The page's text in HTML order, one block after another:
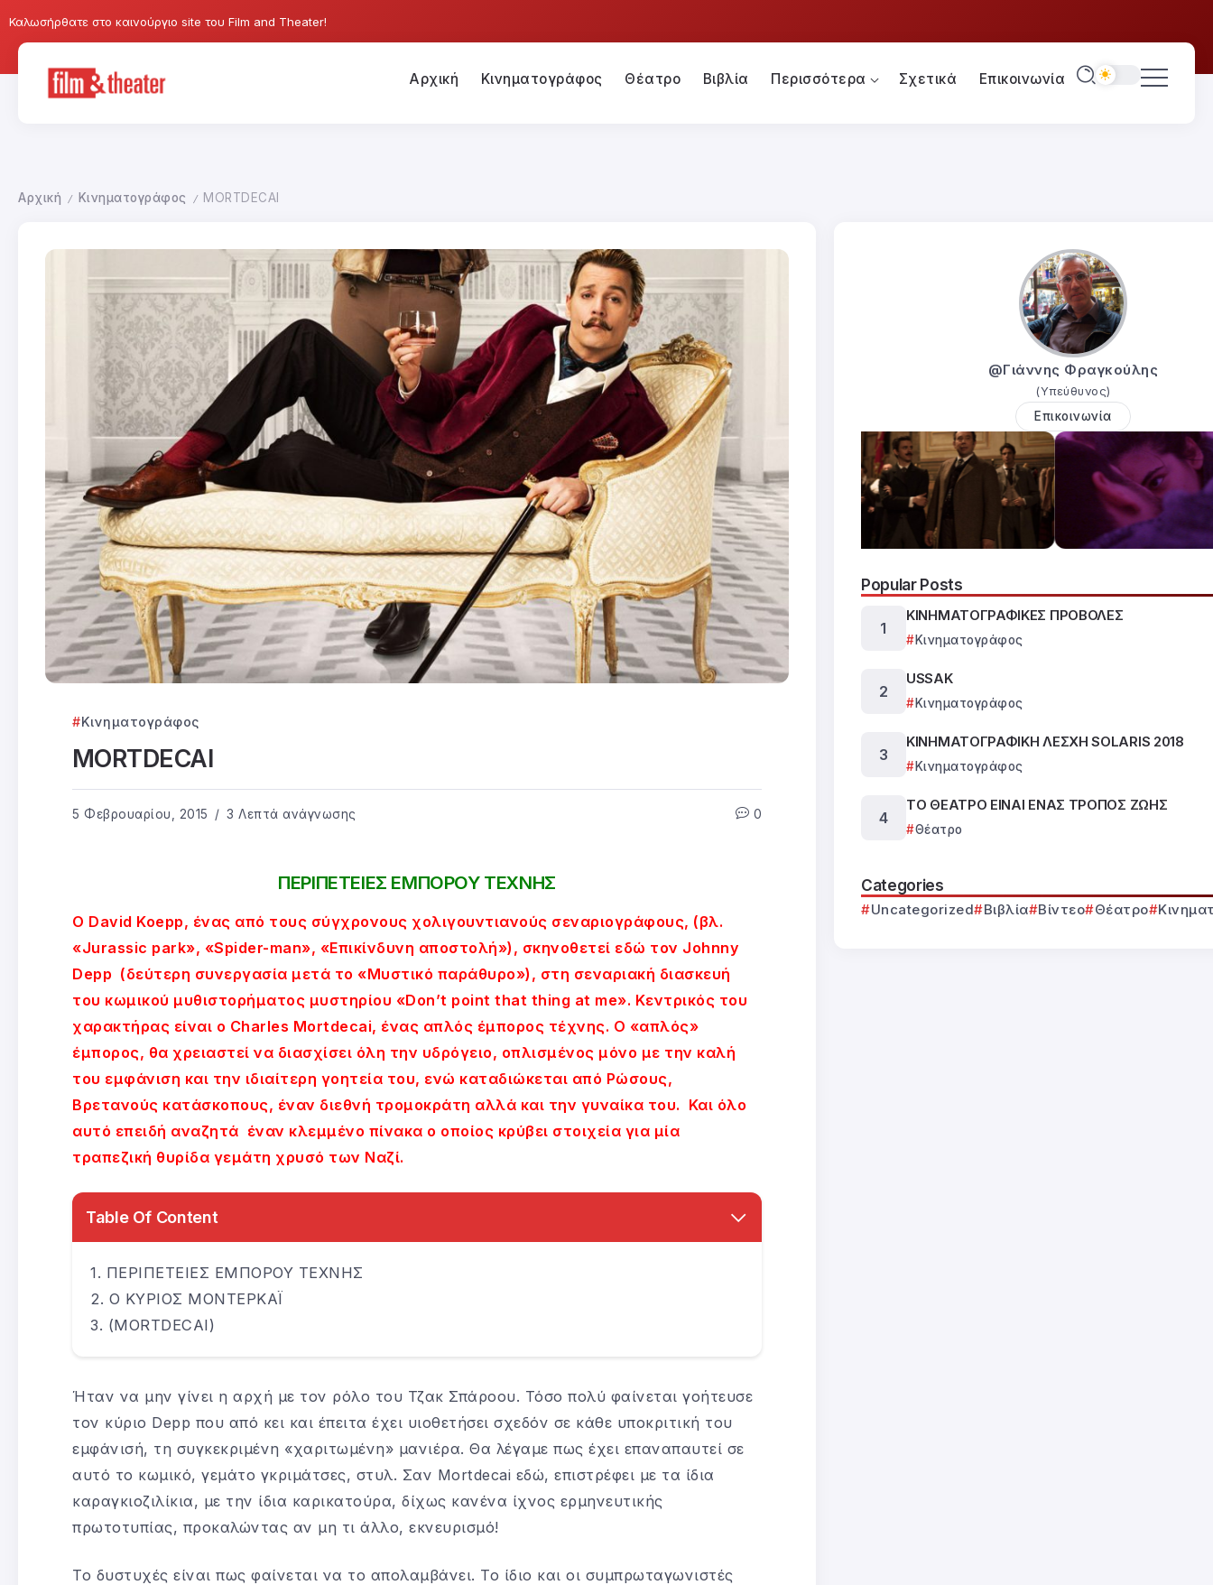
Καλωσήρθατε στο καινούργιο site του Film and Theater!
Αρχική Κινηματογράφος Θέατρο Βιβλία Περισσότερα Σχετικά Επικοινωνία
Αρχική / Κινηματογράφος / MORTDECAI
Κινηματογράφος
MORTDECAI
5 Φεβρουαρίου, 2015 3 Λεπτά ανάγνωσης 0
ΠΕΡΙΠΕΤΕΙΕΣ ΕΜΠΟΡΟΥ ΤΕΧΝΗΣ
Ο David Koepp, ένας από τους σύγχρονους χολιγουντιανούς σεναριογράφους, (βλ.
«Jurassic park», «Spider-man», «Επικίνδυνη αποστολή»), σκηνοθετεί εδώ τον Johnny
Depp (δεύτερη συνεργασία μετά το «Μυστικό παράθυρο»), στη σεναριακή διασκευή
του κωμικού μυθιστορήματος μυστηρίου «Don’t point that thing at me». Κεντρικός του
χαρακτήρας είναι ο Charles Mortdecai, ένας απλός έμπορος τέχνης. Ο «απλός»
έμπορος, θα χρειαστεί να διασχίσει όλη την υδρόγειο, οπλισμένος μόνο με την καλή
του εμφάνιση και την ιδιαίτερη γοητεία του, ενώ καταδιώκεται από Ρώσους,
Βρετανούς κατάσκοπους, έναν διεθνή τρομοκράτη αλλά και την γυναίκα του. Και όλο
αυτό επειδή αναζητά έναν κλεμμένο πίνακα ο οποίος κρύβει στοιχεία για μία
τραπεζική θυρίδα γεμάτη χρυσό των Ναζί.
Table Of Content
ΠΕΡΙΠΕΤΕΙΕΣ ΕΜΠΟΡΟΥ ΤΕΧΝΗΣ
Ο ΚΥΡΙΟΣ ΜΟΝΤΕΡΚΑΪ
(MORTDECAI)
Ήταν να μην γίνει η αρχή με τον ρόλο του Τζακ Σπάροου. Τόσο πολύ φαίνεται γοήτευσε
τον κύριο Depp που από κει και έπειτα έχει υιοθετήσει σχεδόν σε κάθε υποκριτική του
εμφάνισή, τη συγκεκριμένη «χαριτωμένη» μανιέρα. Θα λέγαμε πως έχει επαναπαυτεί σε
αυτό το κωμικό, γεμάτο γκριμάτσες, στυλ. Σαν Mortdecai εδώ, επιστρέφει με τα ίδια
καραγκιοζιλίκια, με την ίδια καρικατούρα, δίχως κανένα ίχνος ερμηνευτικής
πρωτοτυπίας, προκαλώντας αν μη τι άλλο, εκνευρισμό!
Το δυστυχές είναι πως φαίνεται να το απολαμβάνει. Το ίδιο και οι συμπρωταγωνιστές
@Γιάννης Φραγκούλης
(Υπεύθυνος)
Επικοινωνία
Popular Posts
ΚΙΝΗΜΑΤΟΓΡΑΦΙΚΕΣ ΠΡΟΒΟΛΕΣ
Κινηματογράφος
USSAK
Κινηματογράφος
ΚΙΝΗΜΑΤΟΓΡΑΦΙΚΗ ΛΕΣΧΗ SOLARIS 2018
Κινηματογράφος
ΤΟ ΘΕΑΤΡΟ ΕΙΝΑΙ ΕΝΑΣ ΤΡΟΠΟΣ ΖΩΗΣ
Θέατρο
Categories
Uncategorized Βιβλία Βίντεο Θέατρο